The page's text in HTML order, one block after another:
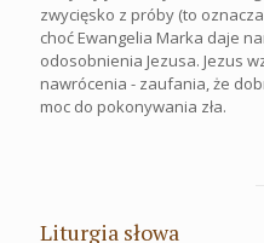
zwycięsko z próby (to
choć Ewangelia Marka daje
odosobnienia Jezusa. Jezus
nawrócenia - zaufania, że
moc do pokonywania zła.
Liturgia słowa